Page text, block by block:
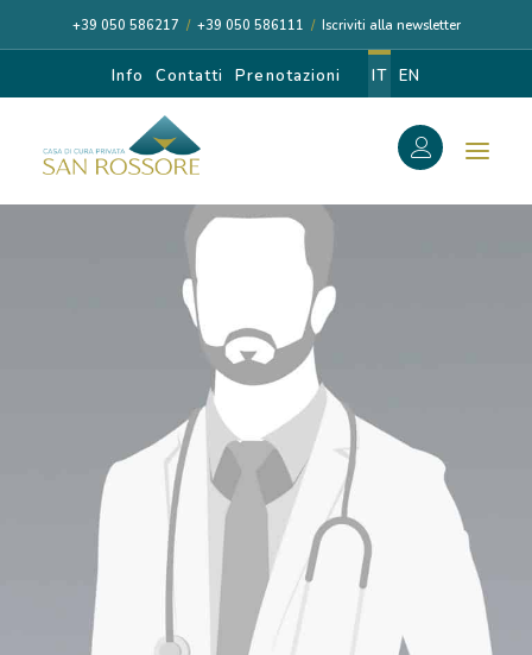
+39 050 586217 / +39 050 586111 / Iscriviti alla newsletter
Info Contatti Prenotazioni IT EN
I NOSTRI MEDICI
DIAGNOSI E CURA
RICOVERI
PATOLOGIE